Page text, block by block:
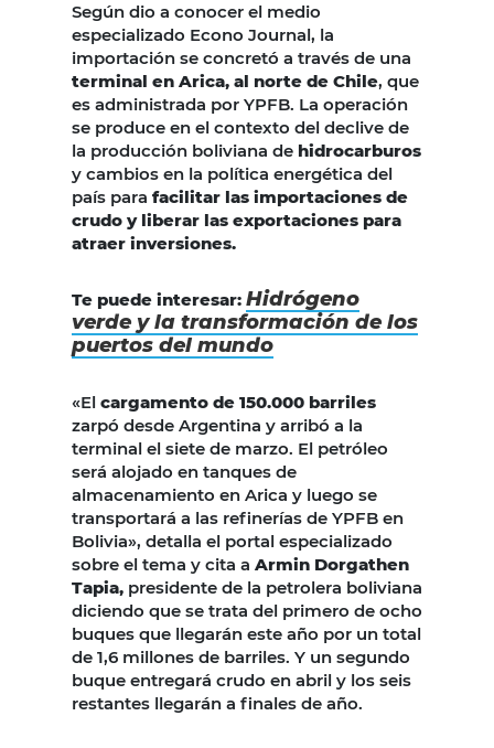
Según dio a conocer el medio
especializado Econo Journal, la
importación se concretó a través de una
terminal en Arica, al norte de Chile, que
es administrada por YPFB. La operación
se produce en el contexto del declive de
la producción boliviana de hidrocarburos
y cambios en la política energética del
país para facilitar las importaciones de
crudo y liberar las exportaciones para
atraer inversiones.
Te puede interesar: Hidrógeno
verde y la transformación de los
puertos del mundo
«El cargamento de 150.000 barriles
zarpó desde Argentina y arribó a la
terminal el siete de marzo. El petróleo
será alojado en tanques de
almacenamiento en Arica y luego se
transportará a las refinerías de YPFB en
Bolivia», detalla el portal especializado
sobre el tema y cita a Armin Dorgathen
Tapia, presidente de la petrolera boliviana
diciendo que se trata del primero de ocho
buques que llegarán este año por un total
de 1,6 millones de barriles. Y un segundo
buque entregará crudo en abril y los seis
restantes llegarán a finales de año.